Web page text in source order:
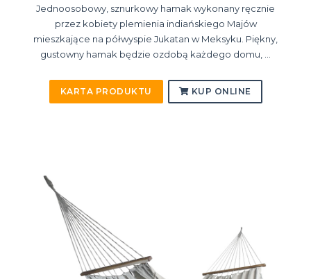
Jednoosobowy, sznurkowy hamak wykonany ręcznie
przez kobiety plemienia indiańskiego Majów
mieszkające na półwyspie Jukatan w Meksyku. Piękny,
gustowny hamak będzie ozdobą każdego domu, ...
KARTA PRODUKTU KUP ONLINE